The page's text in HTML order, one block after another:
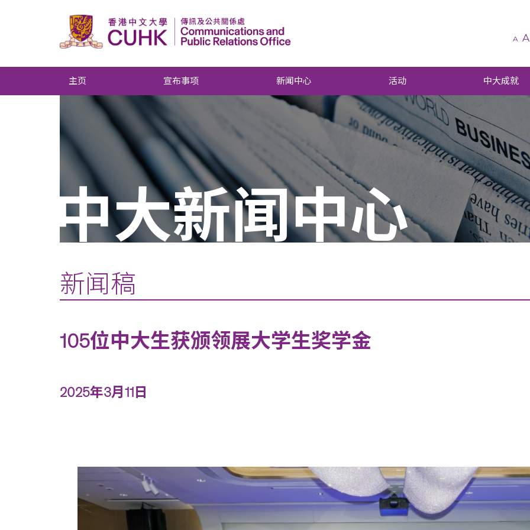
A A
主页 宣布事项 新闻中心 活动 中大成就
中大新闻中心
新闻稿
105位中大生获颁领展大学生奖学金
2025年3月11日